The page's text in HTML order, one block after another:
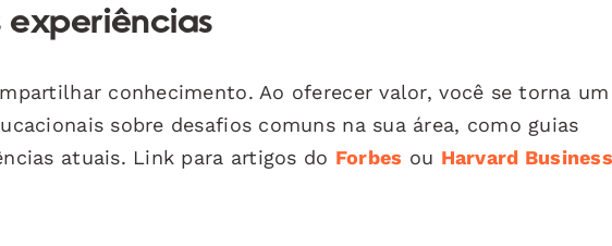
experiências
conhecimento. Ao oferecer valor, você se torna um
sobre desafios comuns na sua área, como guias
atuais. Link para artigos do Forbes ou Harvard Business